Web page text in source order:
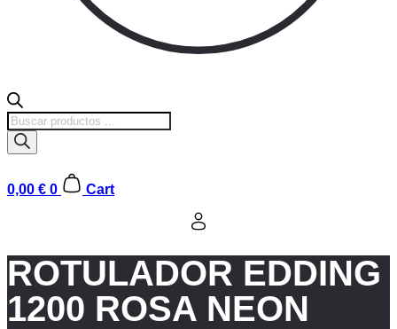
Búsqueda
de
productos
0,00 € 0 Cart
ROTULADOR EDDING
1200 ROSA NEON